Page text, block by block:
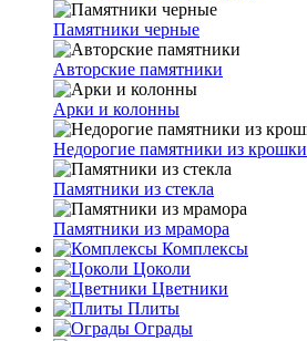
Памятники черные
Авторские памятники
Арки и колонны
Недорогие памятники из крошки
Памятники из стекла
Памятники из мрамора
Комплексы
Цоколи
Цветники
Плиты
Ограды